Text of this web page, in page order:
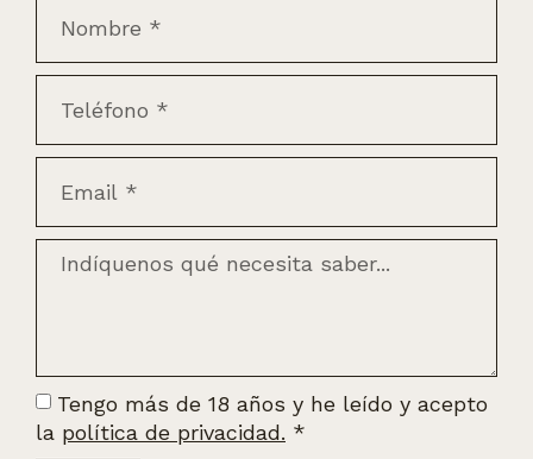
Tengo más de 18 años y he leído y acepto
la política de privacidad. *